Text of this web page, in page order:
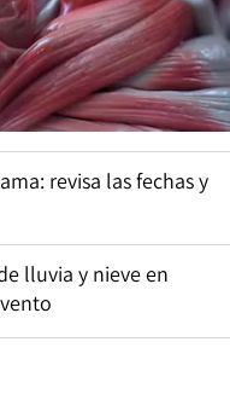
revisa las fechas y
lluvia y nieve en